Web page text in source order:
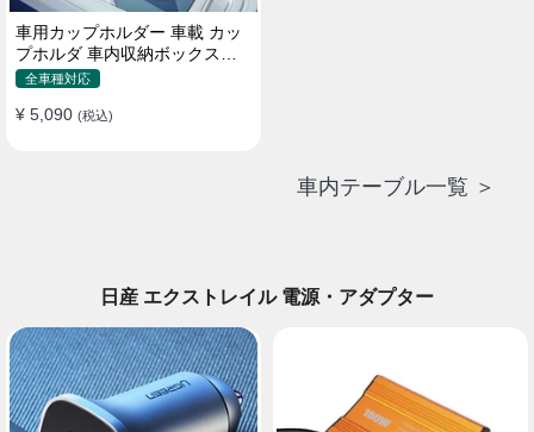
車用カップホルダー 車載 カッ
プホルダ 車内収納ボックス車
載テーブル スマホ置き 調整可
止め 小物置き 多機能 使い勝手
全車種対応
¥ 5,090 (税込)
車内テーブル一覧 ＞
日産 エクストレイル 電源・アダプター